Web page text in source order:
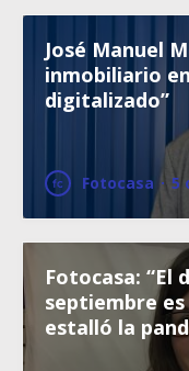
José Manuel
inmobiliario
digitalizado”
Fotocasa · 5
Fotocasa: “El
septiembre
estalló la